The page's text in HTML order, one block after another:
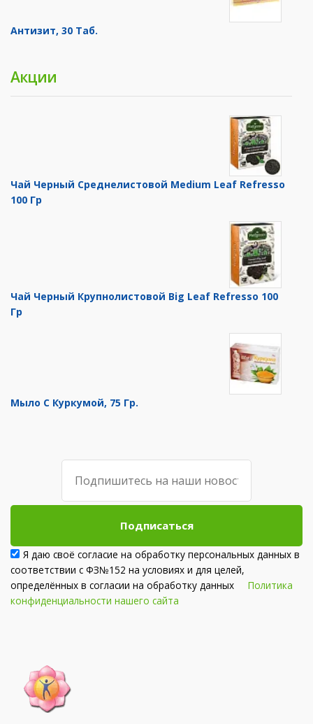
Антизит, 30 Таб.
Акции
Чай Черный Среднелистовой Medium Leaf Refresso
100 Гр
Чай Черный Крупнолистовой Big Leaf Refresso 100
Гр
Мыло С Куркумой, 75 Гр.
Подписаться
Я даю своё согласие на обработку персональных данных в
соответствии с ФЗ№152 на условиях и для целей,
определённых в согласии на обработку данных Политика
конфиденциальности нашего сайта